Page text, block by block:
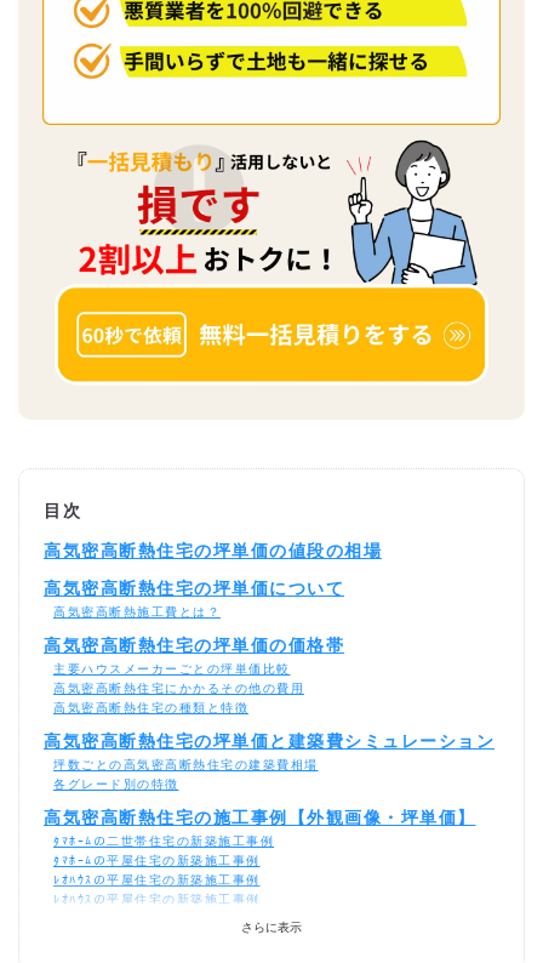
目次
高気密高断熱住宅の坪単価の値段の相場
高気密高断熱住宅の坪単価について
高気密高断熱施工費とは？
高気密高断熱住宅の坪単価の価格帯
主要ハウスメーカーごとの坪単価比較
高気密高断熱住宅にかかるその他の費用
高気密高断熱住宅の種類と特徴
高気密高断熱住宅の坪単価と建築費シミュレーション
坪数ごとの高気密高断熱住宅の建築費相場
各グレード別の特徴
高気密高断熱住宅の施工事例【外観画像・坪単価】
ﾀﾏﾎｰﾑの二世帯住宅の新築施工事例
ﾀﾏﾎｰﾑの平屋住宅の新築施工事例
ﾚｵﾊｳｽの平屋住宅の新築施工事例
ﾚｵﾊｳｽの平屋住宅の新築施工事例
秀光ビルドの二世帯住宅の新築施工事例
さらに表示